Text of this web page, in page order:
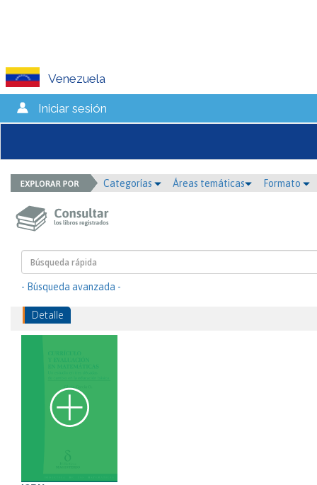
Venezuela
Iniciar sesión
Categorías Áreas temáticas Formato
- Búsqueda avanzada -
Detalle